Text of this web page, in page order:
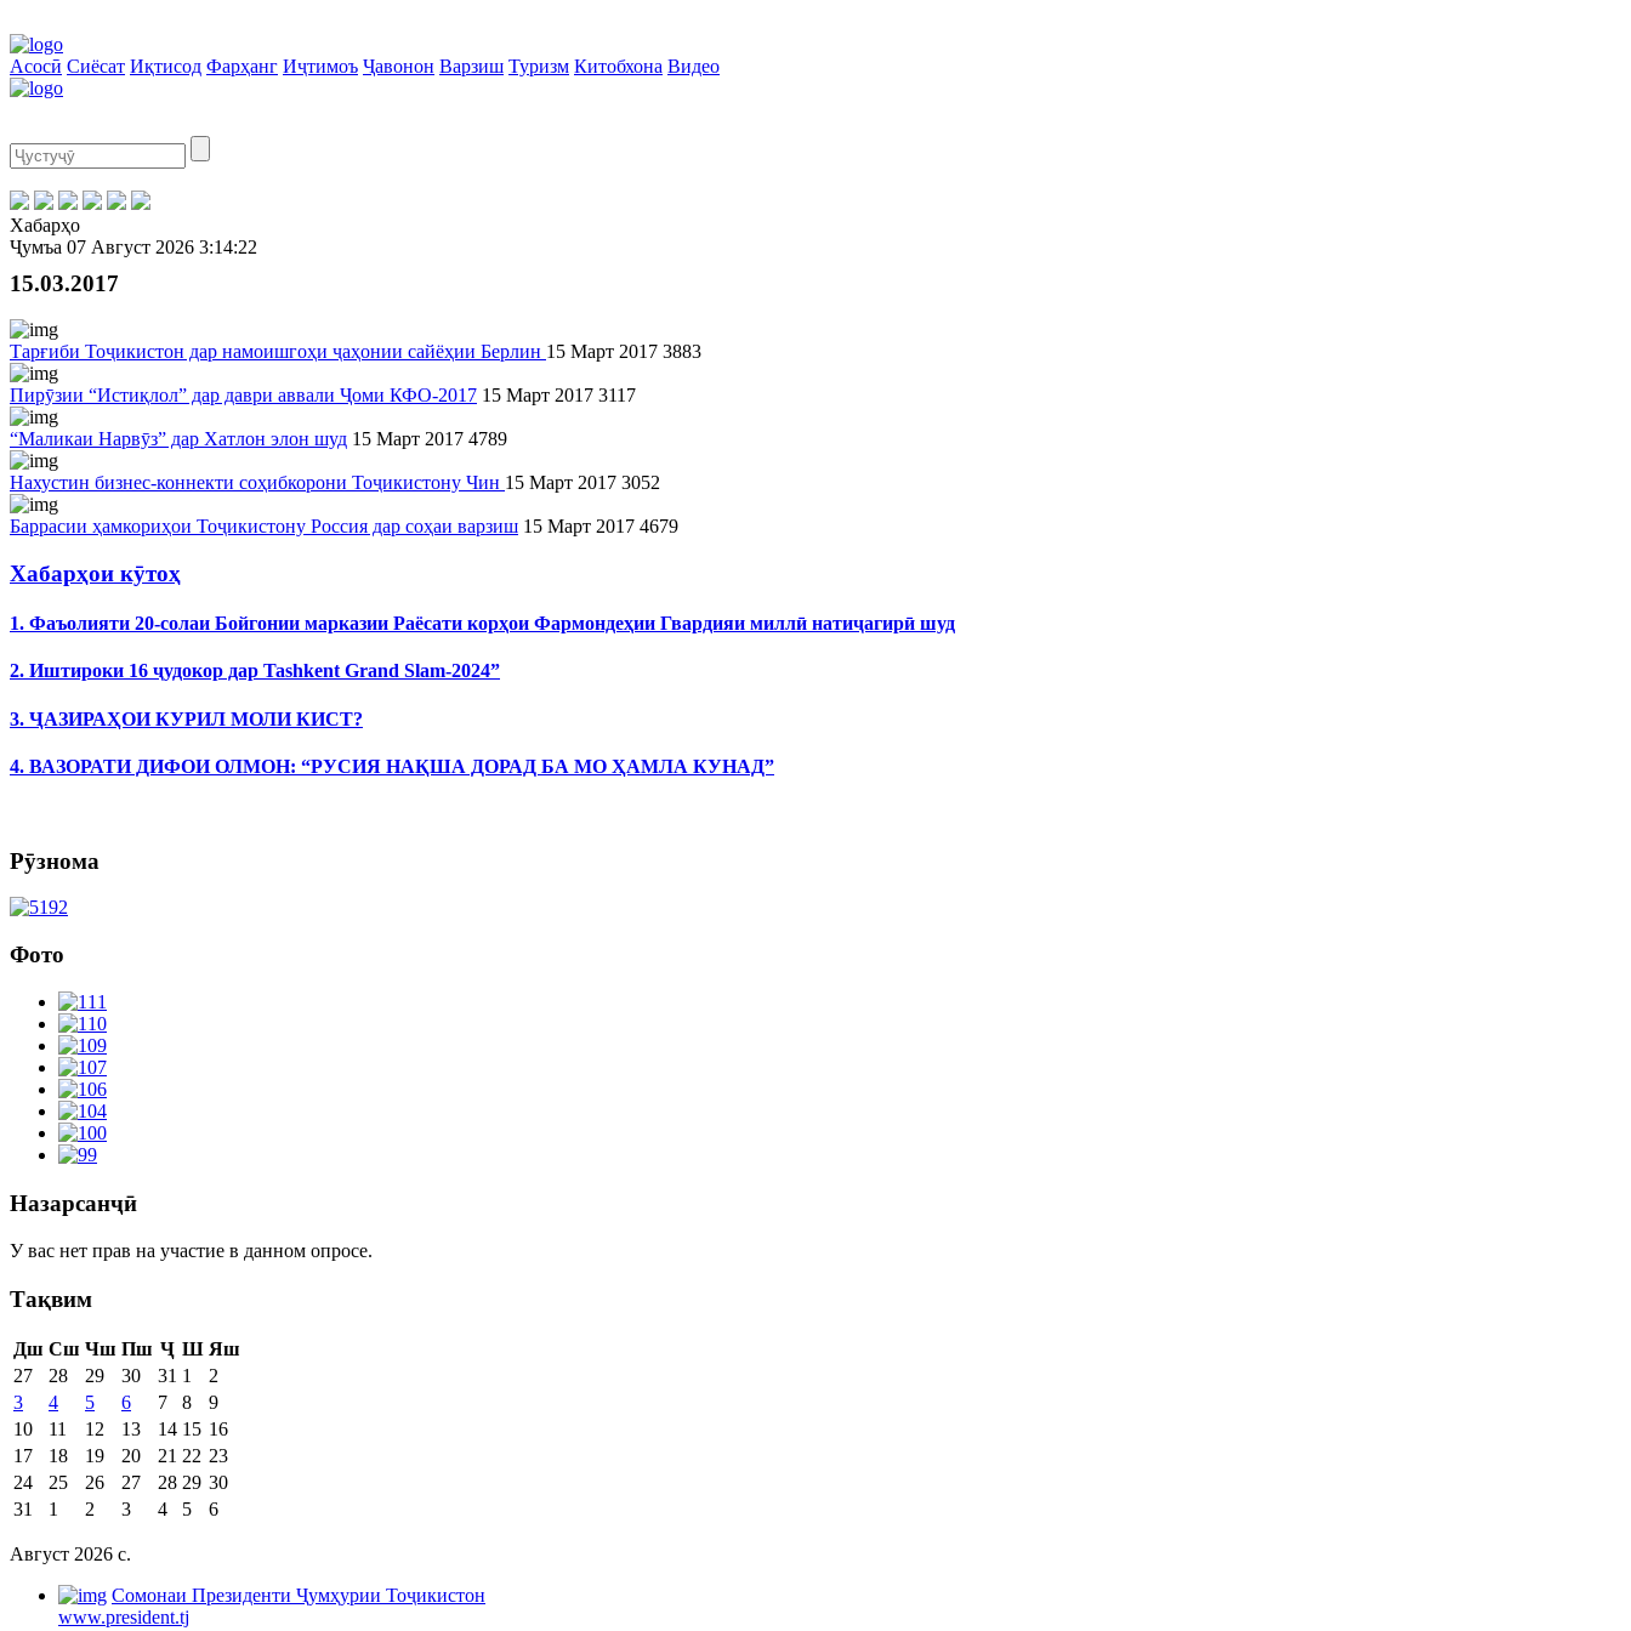
Асосӣ Сиёсат Иқтисод Фарҳанг Иҷтимоъ Ҷавонон Варзиш Туризм Китобхона Видео
Хабарҳо
Ҷумъа 07 Август 2026 3:14:22
15.03.2017
Тарғиби Тоҷикистон дар намоишгоҳи ҷаҳонии сайёҳии Берлин 15 Март 2017 3883
Пирӯзии “Истиқлол” дар даври аввали Ҷоми КФО-2017 15 Март 2017 3117
“Маликаи Нарвӯз” дар Хатлон элон шуд 15 Март 2017 4789
Нахустин бизнес-коннекти соҳибкорони Тоҷикистону Чин 15 Март 2017 3052
Баррасии ҳамкориҳои Тоҷикистону Россия дар соҳаи варзиш 15 Март 2017 4679
Хабарҳои кӯтоҳ
1. Фаъолияти 20-солаи Бойгонии марказии Раёсати корҳои Фармондеҳии Гвардияи миллӣ натиҷагирӣ шуд
2. Иштироки 16 ҷудокор дар Tashkent Grand Slam-2024”
3. ҶАЗИРАҲОИ КУРИЛ МОЛИ КИСТ?
4. ВАЗОРАТИ ДИФОИ ОЛМОН: “РУСИЯ НАҚША ДОРАД БА МО ҲАМЛА КУНАД”
Рӯзнома
Фото
Назарсанҷӣ
У вас нет прав на участие в данном опросе.
Тақвим
Дш Сш Чш Пш Ҷ Ш Яш
27
28 29 30 31 1
2
3
4 5 6 7 8
9
10
11 12 13 14 15 16
17
18 19 20 21 22 23
24
25 26 27 28 29 30
31
1 2 3 4 5 6
Август 2026 c.
Cомонаи Президенти Ҷумҳурии Тоҷикистон
www.president.tj